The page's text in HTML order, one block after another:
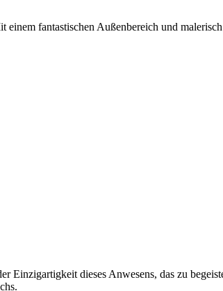
fantastischen Außenbereich und
Einzigartigkeit dieses Anwesens, das zu